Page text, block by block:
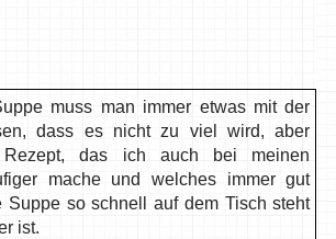
muss man immer etwas mit der
dass es nicht zu viel wird, aber
Rezept, das ich auch bei meinen
mache und welches immer gut
Suppe so schnell auf dem Tisch steht
ist.